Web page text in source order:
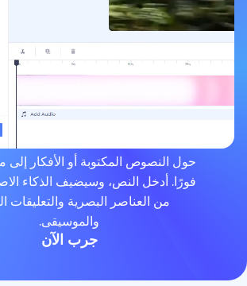
المكتوبة أو الأفكار إلى مقاطع فيديو
أدخل النص، وسيضيف الذكاء الاصطناعي كل
من العناصر البصرية والتعليقات الصوتية